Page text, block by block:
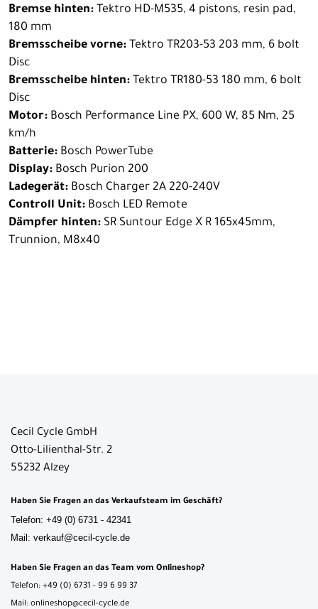
Bremse hinten: Tektro HD-M535, 4 pistons, resin pad,
180 mm
Bremsscheibe vorne: Tektro TR203-53 203 mm, 6 bolt
Disc
Bremsscheibe hinten: Tektro TR180-53 180 mm, 6 bolt
Disc
Motor: Bosch Performance Line PX, 600 W, 85 Nm, 25
km/h
Batterie: Bosch PowerTube
Display: Bosch Purion 200
Ladegerät: Bosch Charger 2A 220-240V
Controll Unit: Bosch LED Remote
Dämpfer hinten: SR Suntour Edge X R 165x45mm,
Trunnion, M8x40
Cecil Cycle GmbH
Otto-Lilienthal-Str. 2
55232 Alzey
Haben Sie Fragen an das Verkaufsteam im Geschäft?
Telefon: +49 (0) 6731 - 42341
Mail: verkauf@cecil-cycle.de
Haben Sie Fragen an das Team vom Onlineshop?
Telefon: +49 (0) 6731 - 99 6 99 37
Mail: onlineshop@cecil-cycle.de